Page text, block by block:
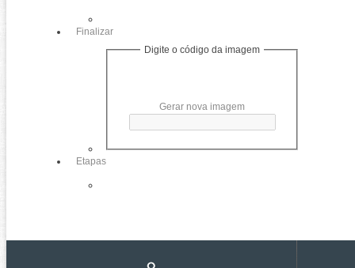
Finalizar
Digite o código da imagem
Gerar nova imagem
Etapas